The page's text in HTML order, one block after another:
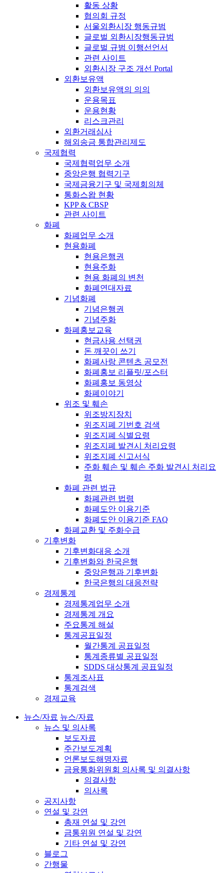
활동 상황
협의회 규정
서울외환시장 행동규범
글로벌 외환시장행동규범
글로벌 규범 이행선언서
관련 사이트
외환시장 구조 개선 Portal
외환보유액
외환보유액의 의의
운용목표
운용현황
리스크관리
외환거래심사
해외송금 통합관리제도
국제협력
국제협력업무 소개
중앙은행 협력기구
국제금융기구 및 국제회의체
통화스왑 현황
KPP & CBSP
관련 사이트
화폐
화폐업무 소개
현용화폐
현용은행권
현용주화
현용 화폐의 변천
화폐연대자료
기념화폐
기념은행권
기념주화
화폐홍보교육
현금사용 선택권
돈 깨끗이 쓰기
화폐사랑 콘텐츠 공모전
화폐홍보 리플릿/포스터
화폐홍보 동영상
화폐이야기
위조 및 훼손
위조방지장치
위조지폐 기번호 검색
위조지폐 식별요령
위조지폐 발견시 처리요령
위조지폐 신고서식
주화 훼손 및 훼손 주화 발견시 처리요
령
화폐 관련 법규
화폐관련 법령
화폐도안 이용기준
화폐도안 이용기준 FAQ
화폐교환 및 주화수급
기후변화
기후변화대응 소개
기후변화와 한국은행
중앙은행과 기후변화
한국은행의 대응전략
경제통계
경제통계업무 소개
경제통계 개요
주요통계 해설
통계공표일정
월간통계 공표일정
통계종류별 공표일정
SDDS 대상통계 공표일정
통계조사표
통계검색
경제교육
뉴스/자료 뉴스/자료
뉴스 및 의사록
보도자료
주간보도계획
언론보도해명자료
금융통화위원회 의사록 및 의결사항
의결사항
의사록
공지사항
연설 및 강연
총재 연설 및 강연
금통위원 연설 및 강연
기타 연설 및 강연
블로그
간행물